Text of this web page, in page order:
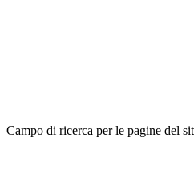
Campo di ricerca per le pagine del